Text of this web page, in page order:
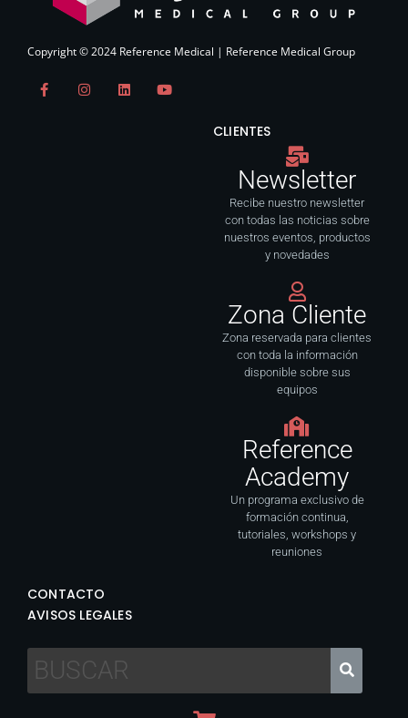
Copyright © 2024 Reference Medical | Reference Medical Group
F
a
I
n
i
o
CLIENTES
Newsletter
Recibe nuestro newsletter
con todas las noticias sobre
nuestros eventos, productos
y novedades
Zona Cliente
Zona reservada para clientes
con toda la información
disponible sobre sus
equipos
Reference
Academy
Un programa exclusivo de
formación continua,
tutoriales, workshops y
reuniones
CONTACTO
AVISOS LEGALES